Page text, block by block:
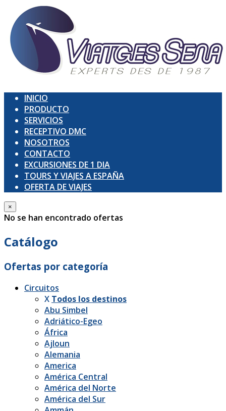
INICIO
PRODUCTO
SERVICIOS
RECEPTIVO DMC
NOSOTROS
CONTACTO
EXCURSIONES DE 1 DIA
TOURS Y VIAJES A ESPAÑA
OFERTA DE VIAJES
×
No se han encontrado ofertas
Catálogo
Ofertas por categoría
Circuitos
X Todos los destinos
Abu Simbel
Adriático-Egeo
África
Ajloun
Alemania
America
América Central
América del Norte
América del Sur